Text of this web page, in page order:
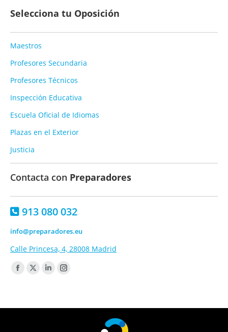
Selecciona tu Oposición
Maestros
Profesores Secundaria
Profesores Técnicos
Inspección Educativa
Escuela Oficial de Idiomas
Plazas en el Exterior
Justicia
Contacta con Preparadores
913 080 032
info@preparadores.eu
Calle Princesa, 4, 28008 Madrid
Encuéntranos en:
Facebook
X
LinkedinInstagram